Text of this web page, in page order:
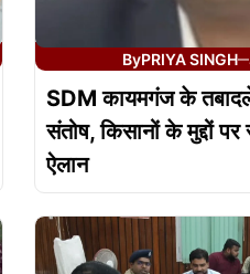
ByPRIYA SINGH—
SDM कायमगंज के
संतोष, किसानों के मुद्दों
ऐलान